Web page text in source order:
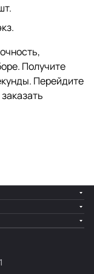
Получите
Перейдите